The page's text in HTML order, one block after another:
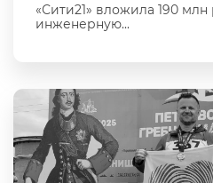
«Сити21» вложила 190
инженерную...